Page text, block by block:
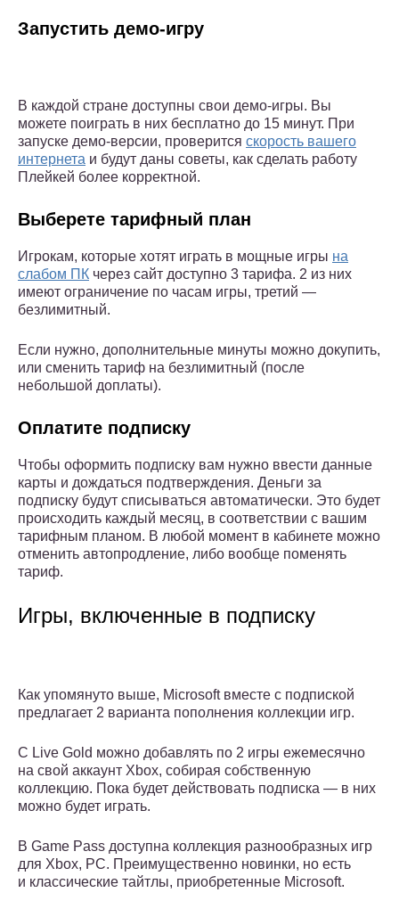
Запустить демо-игру
В каждой стране доступны свои демо-игры. Вы
можете поиграть в них бесплатно до 15 минут. При
запуске демо-версии, проверится скорость вашего
интернета и будут даны советы, как сделать работу
Плейкей более корректной.
Выберете тарифный план
Игрокам, которые хотят играть в мощные игры на
слабом ПК через сайт доступно 3 тарифа. 2 из них
имеют ограничение по часам игры, третий —
безлимитный.
Если нужно, дополнительные минуты можно докупить,
или сменить тариф на безлимитный (после
небольшой доплаты).
Оплатите подписку
Чтобы оформить подписку вам нужно ввести данные
карты и дождаться подтверждения. Деньги за
подписку будут списываться автоматически. Это будет
происходить каждый месяц, в соответствии с вашим
тарифным планом. В любой момент в кабинете можно
отменить автопродление, либо вообще поменять
тариф.
Игры, включенные в подписку
Как упомянуто выше, Microsoft вместе с подпиской
предлагает 2 варианта пополнения коллекции игр.
С Live Gold можно добавлять по 2 игры ежемесячно
на свой аккаунт Xbox, собирая собственную
коллекцию. Пока будет действовать подписка — в них
можно будет играть.
В Game Pass доступна коллекция разнообразных игр
для Xbox, PC. Преимущественно новинки, но есть
и классические тайтлы, приобретенные Microsoft.